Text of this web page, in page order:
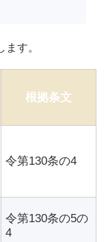
す。
根拠条文
令第130条の4
令第130条の5の
4